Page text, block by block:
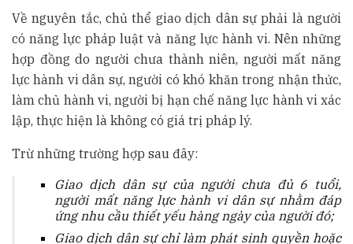
Về nguyên tắc, chủ thể giao dịch dân sự phải là người
có năng lực pháp luật và năng lực hành vi. Nên những
hợp đồng do người chưa thành niên, người mất năng
lực hành vi dân sự, người có khó khăn trong nhận thức,
làm chủ hành vi, người bị hạn chế năng lực hành vi xác
lập, thực hiện là không có giá trị pháp lý.
Trừ những trường hợp sau đây:
Giao dịch dân sự của người chưa đủ 6 tuổi,
người mất năng lực hành vi dân sự nhằm đáp
ứng nhu cầu thiết yếu hàng ngày của người đó;
Giao dịch dân sự chỉ làm phát sinh quyền hoặc